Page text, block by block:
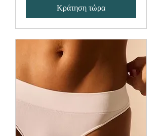
Κράτηση τώρα